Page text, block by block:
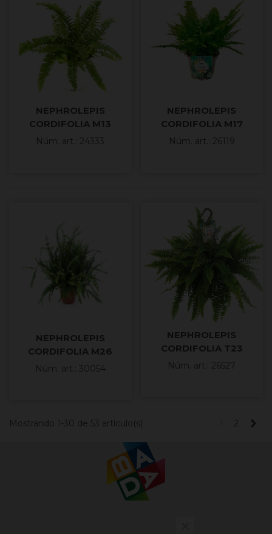
NEPHROLEPIS
CORDIFOLIA M13
Núm. art.: 24333
NEPHROLEPIS
CORDIFOLIA M17
Núm. art.: 26119
NEPHROLEPIS
CORDIFOLIA M26
Núm. art.: 30054
NEPHROLEPIS
CORDIFOLIA T23
Núm. art.: 26527
Mostrando 1-30 de 53 artículo(s) 2